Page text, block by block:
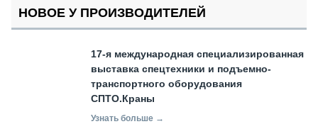
НОВОЕ У ПРОИЗВОДИТЕЛЕЙ
17-я международная специализированная
выставка спецтехники и подъемно-
транспортного оборудования
СПТО.Краны
Узнать больше →